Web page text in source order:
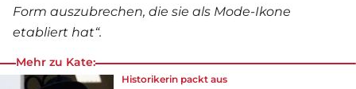
Form auszubrechen, die sie als Mode-Ikone
etabliert hat“.
Mehr zu Kate:
Historikerin packt aus